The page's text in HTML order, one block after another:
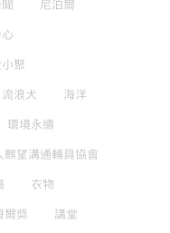
尼泊爾
聚
流浪犬 海洋
環境永續
麒望溝通輔具協會
衣物
爾獎 講堂